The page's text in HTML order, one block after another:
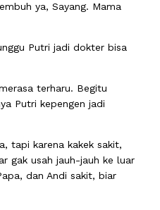
ya, Sayang. Mama
Putri jadi dokter bisa
terharu. Begitu
Putri kepengen jadi
tapi karena kakek sakit,
gak usah jauh-jauh ke luar
dan Andi sakit, biar